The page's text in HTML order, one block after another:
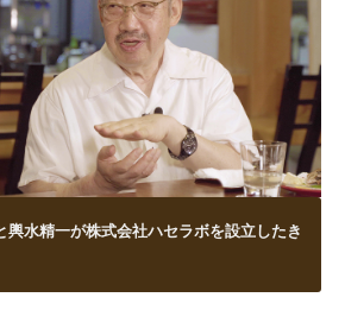
輿水精一が株式会社ハセラボを設立したき